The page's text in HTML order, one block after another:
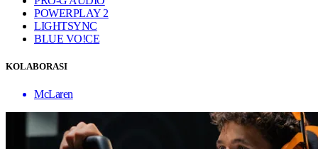
POWERPLAY 2
LIGHTSYNC
BLUE VO!CE
KOLABORASI
McLaren